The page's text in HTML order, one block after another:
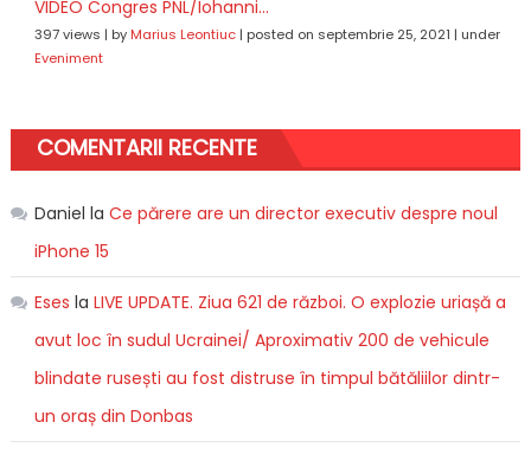
VIDEO Congres PNL/Iohanni...
397 views | by Marius Leontiuc| posted on septembrie 25, 2021 | under
Eveniment
COMENTARII RECENTE
Daniel la Ce părere are un director executiv despre noul
iPhone 15
Eses la LIVE UPDATE. Ziua 621 de război. O explozie uriașă a
avut loc în sudul Ucrainei/ Aproximativ 200 de vehicule
blindate rusești au fost distruse în timpul bătăliilor dintr-
un oraș din Donbas